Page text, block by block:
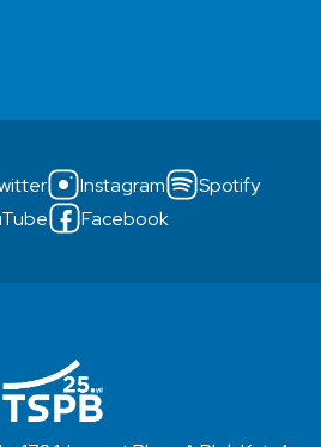
Instagram
Spotify
Facebook